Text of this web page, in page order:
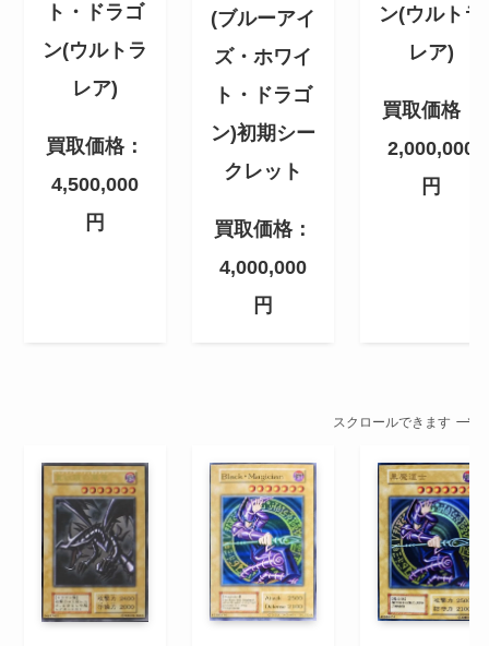
ト・ドラゴ
ン(ウルトラ
レア)
買取価格：
4,500,000
円
(ブルーアイ
ズ・ホワイ
ト・ドラゴ
ン)初期シー
クレット
買取価格：
4,000,000
円
ン(ウルトラ
レア)
買取価格：
2,000,000
円
スクロールできます